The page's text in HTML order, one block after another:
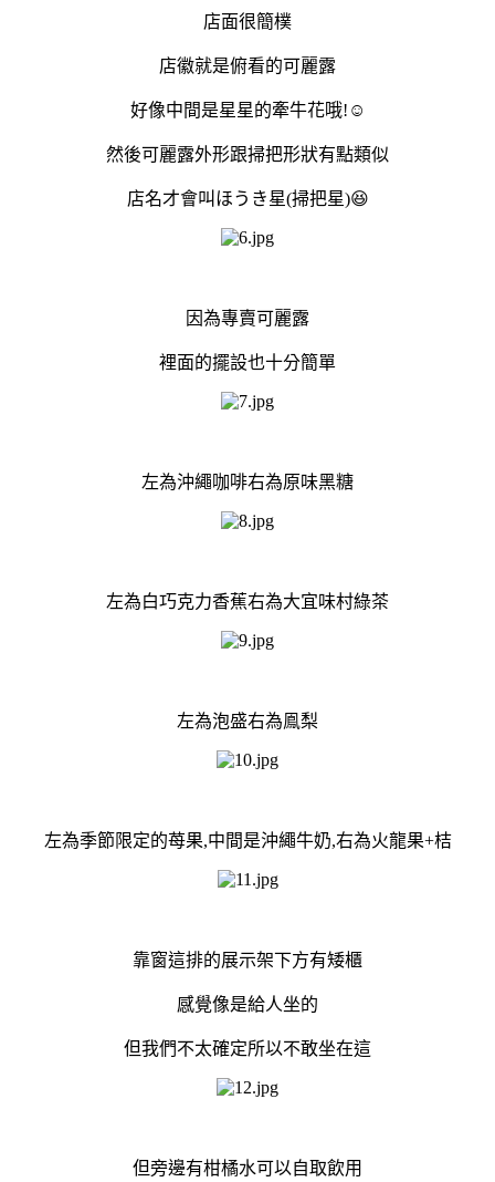
店面很簡樸
店徽就是俯看的可麗露
好像中間是星星的牽牛花哦!☺️
然後可麗露外形跟掃把形狀有點類似
店名才會叫ほうき星(掃把星)😆
因為專賣可麗露
裡面的擺設也十分簡單
左為沖繩咖啡右為原味黑糖
左為白巧克力香蕉右為大宜味村綠茶
左為泡盛右為鳯梨
左為季節限定的苺果,中間是沖繩牛奶,右為火龍果+桔
靠窗這排的展示架下方有矮櫃
感覺像是給人坐的
但我們不太確定所以不敢坐在這
但旁邊有柑橘水可以自取飲用